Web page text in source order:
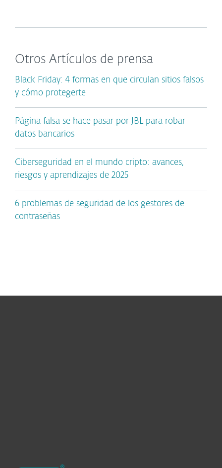
Otros Artículos de prensa
Black Friday: 4 formas en que circulan sitios falsos
y cómo protegerte
Página falsa se hace pasar por JBL para robar
datos bancarios
Ciberseguridad en el mundo cripto: avances,
riesgos y aprendizajes de 2025
6 problemas de seguridad de los gestores de
contraseñas